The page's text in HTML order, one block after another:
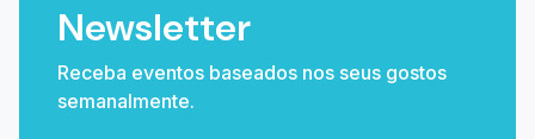
Newsletter
Receba eventos baseados nos seus gostos
semanalmente.